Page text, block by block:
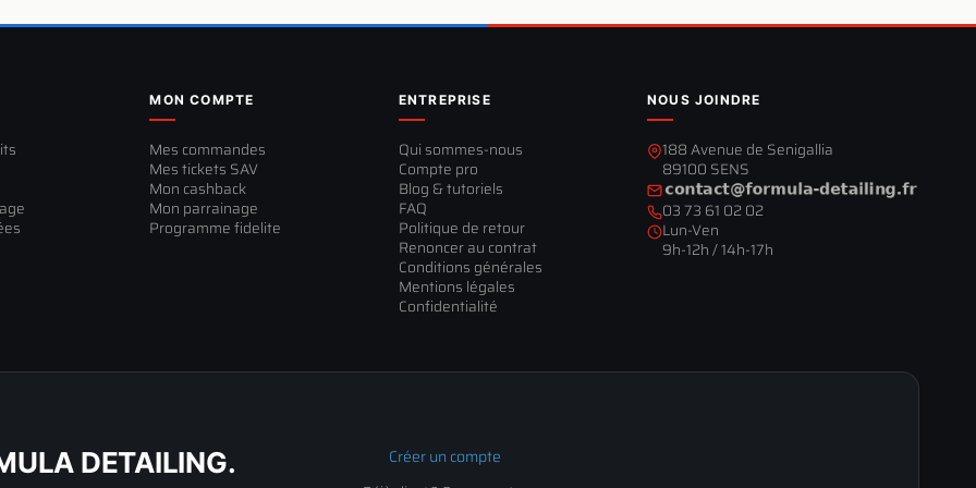
MON COMPTE
Mes commandes
Mes tickets SAV
Mon cashback
Mon parrainage
Programme fidelite
ENTREPRISE
Qui sommes-nous
Compte pro
Blog & tutoriels
FAQ
Politique de retour
Renoncer au contrat
Conditions générales
Mentions légales
Confidentialité
NOUS JOINDRE
188 Avenue de Senigallia
89100 SENS
03 73 61 02 02
Lun-Ven
9h-12h / 14h-17h
DETAILING. Créer un compte